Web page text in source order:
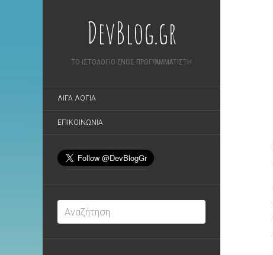
DevBlog.gr
ΤΟ ΙΣΤΟΛΟΓΙΟ ΕΝΟΣ ΠΡΟΓΡΑΜΜΑΤΙΣΤΗ
ΛΙΓΑ ΛΟΓΙΑ
ΕΠΙΚΟΙΝΩΝΙΑ